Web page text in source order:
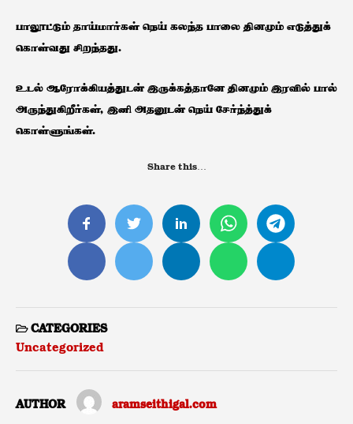
பாலூட்டும் தாய்மார்கள் நெய் கலந்த பாலை தினமும் எடுத்துக்
கொள்வது சிறந்தது.
உடல் ஆரோக்கியத்துடன் இருக்கத்தானே தினமும் இரவில் பால்
அருந்துகிறீர்கள், இனி அதனுடன் நெய் சேர்ந்த்துக்
கொள்ளுங்கள்.
Share this…
CATEGORIES
Uncategorized
AUTHOR aramseithigal.com